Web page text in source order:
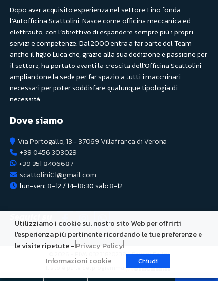
Dopo aver acquisito esperienza nel settore, Lino fonda
l’Autofficina Scattolini. Nasce come officina meccanica ed
elettrauto, con l’obiettivo di espandere sempre più i propri
servizi e competenze. Dal 2000 entra a far parte del Team
anche il figlio Luca che, grazie alla sua dedizione e passione per
il settore, ha portato avanti la crescita dell’Officina Scattolini
ampliandone la sede per far spazio a tutti i macchinari
necessari per poter soddisfare qualunque tipologia di
necessità.
Dove siamo
Via Portogallo, 13 - 37069 Villafranca di Verona
+39 0456 303029
+39 351 8406687
scattolini01@gmail.com
lun-ven: 8–12 / 14–18:30 sab: 8-12
© 2026 - P.IVA 03231820238 -Privacy Policy
Il sito è parte del programma
Utilizziamo i cookie sul nostro sito Web per offrirti
l'esperienza più pertinente ricordando le tue preferenze e
le visite ripetute -Privacy Policy
Informazioni cookie
Chiudi